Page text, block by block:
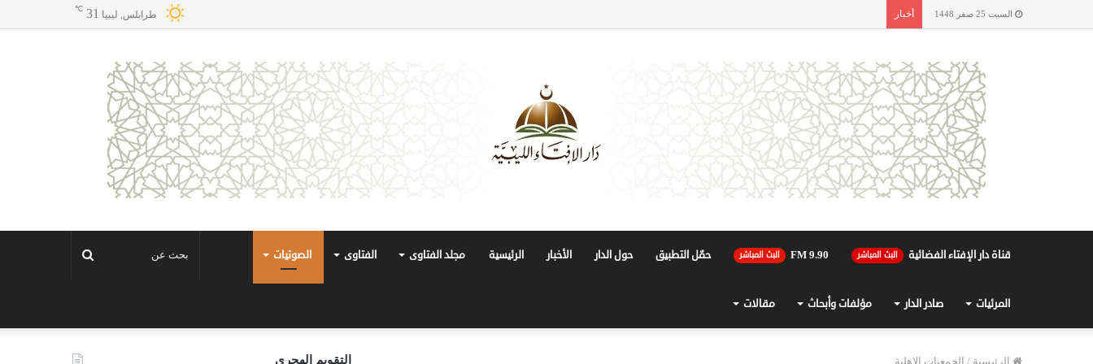
السبت 25 صفر 1448 أخبار طرابلس, ليبيا 31
℃
قناة دار الإفتاء الفضائية البث المباشر 90.FM 9 البث المباشر حمّل التطبيق حول الدار الأخبار الرئيسية مجلد الفتاوى الفتاوى الصوتيات
المرئيات صادر الدار مؤلفات وأبحاث مقالات
الرئيسية / الجمعيات الاهلية التقويم الهجري